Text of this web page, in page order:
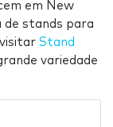
em New
de stands para
Stand
variedade